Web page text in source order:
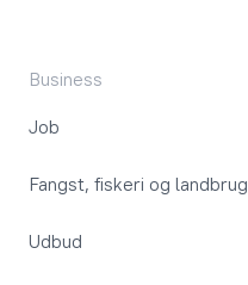
Business
Job
Fangst, fiskeri og landbrug
Udbud